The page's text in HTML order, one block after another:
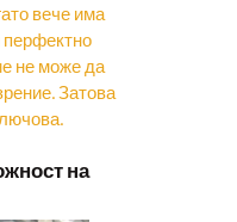
вече има
не може да
Затова
на